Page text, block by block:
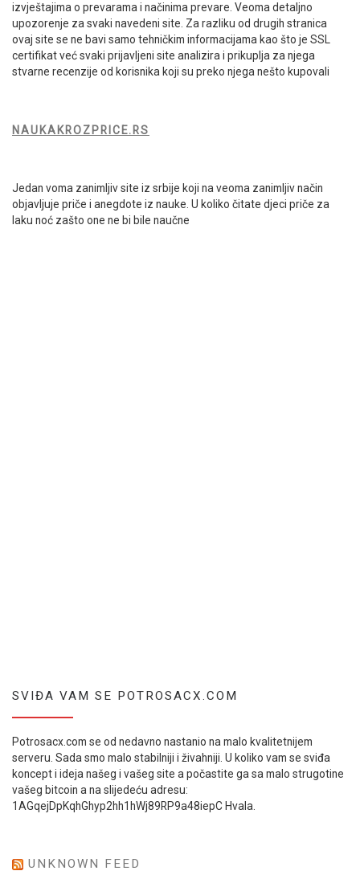
izvještajima o prevarama i načinima prevare. Veoma detaljno
upozorenje za svaki navedeni site. Za razliku od drugih stranica
ovaj site se ne bavi samo tehničkim informacijama kao što je SSL
certifikat već svaki prijavljeni site analizira i prikuplja za njega
stvarne recenzije od korisnika koji su preko njega nešto kupovali
NAUKAKROZPRICE.RS
Jedan voma zanimljiv site iz srbije koji na veoma zanimljiv način
objavljuje priče i anegdote iz nauke. U koliko čitate djeci priče za
laku noć zašto one ne bi bile naučne
SVIĐA VAM SE POTROSACX.COM
Potrosacx.com se od nedavno nastanio na malo kvalitetnijem
serveru. Sada smo malo stabilniji i živahniji. U koliko vam se sviđa
koncept i ideja našeg i vašeg site a počastite ga sa malo strugotine
vašeg bitcoin a na slijedeću adresu:
1AGqejDpKqhGhyp2hh1hWj89RP9a48iepC Hvala.
UNKNOWN FEED